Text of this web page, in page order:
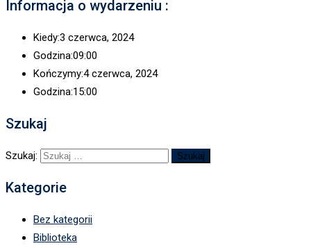
Informacja o wydarzeniu :
Kiedy:3 czerwca, 2024
Godzina:09:00
Kończymy:4 czerwca, 2024
Godzina:15:00
Szukaj
Szukaj:
Kategorie
Bez kategorii
Biblioteka